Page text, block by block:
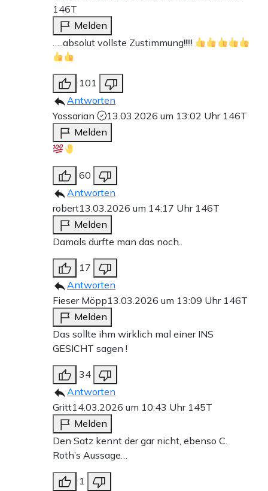
146T
Melden
…..absolut vollste Zustimmung!!!!!
101
Antworten
Yossarian
13.03.2026 um 13:02 Uhr 146T
Melden
60
Antworten
robert13.03.2026 um 14:17 Uhr 146T
Melden
Damals durfte man das noch..
17
Antworten
Fieser Möpp13.03.2026 um 13:09 Uhr 146T
Melden
Das sollte ihm wirklich mal einer INS
GESICHT sagen !
34
Antworten
Gritt14.03.2026 um 10:43 Uhr 145T
Melden
Den Satz kennt der gar nicht, ebenso C.
Roth’s Aussage…
1